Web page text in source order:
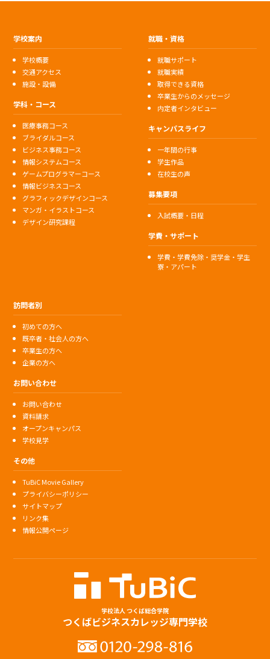
学校案内
学校概要
交通アクセス
施設・設備
学科・コース
医療事務コース
ブライダルコース
ビジネス事務コース
情報システムコース
ゲームプログラマーコース
情報ビジネスコース
グラフィックデザインコース
マンガ・イラストコース
デザイン研究課程
就職・資格
就職サポート
就職実績
取得できる資格
卒業生からのメッセージ
内定者インタビュー
キャンパスライフ
一年間の行事
学生作品
在校生の声
募集要項
入試概要・日程
学費・サポート
学費・学費免除・奨学金・学生
寮・アパート
訪問者別
初めての方へ
既卒者・社会人の方へ
卒業生の方へ
企業の方へ
お問い合わせ
お問い合わせ
資料請求
オープンキャンパス
学校見学
その他
TuBiC Movie Gallery
プライバシーポリシー
サイトマップ
リンク集
情報公開ページ
学校法人 つくば総合学院
つくばビジネスカレッジ専門学校